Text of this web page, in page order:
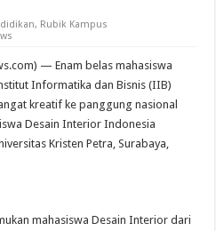
, Rubik Kampus
— Enam belas mahasiswa
Informatika dan Bisnis (IIB)
kreatif ke panggung nasional
Desain Interior Indonesia
Kristen Petra, Surabaya,
mahasiswa Desain Interior dari